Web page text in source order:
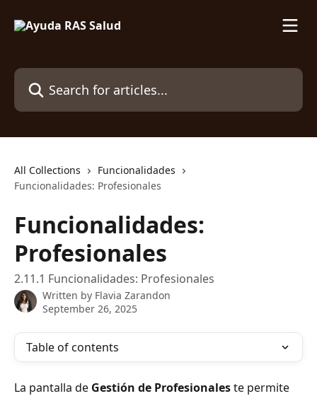
Search for articles...
All Collections
Funcionalidades
Funcionalidades: Profesionales
Funcionalidades:
Profesionales
2.11.1 Funcionalidades: Profesionales
Written by Flavia Zarandon
September 26, 2025
Table of contents
La pantalla de Gestión de Profesionales te permite